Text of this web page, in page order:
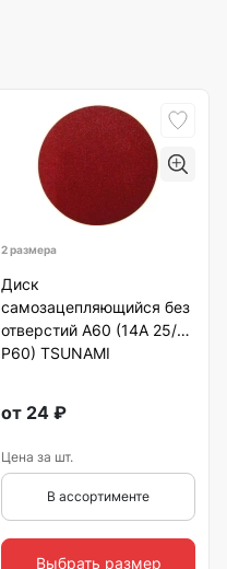
2 размера
Диск
самозацепляющийся без
отверстий А60 (14А 25/
Р60) TSUNAMI
от 24 ₽
Цена за шт.
В ассортименте
Выбрать размер